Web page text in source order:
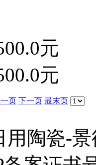
元
元
页 下一页 最末页
用陶瓷-